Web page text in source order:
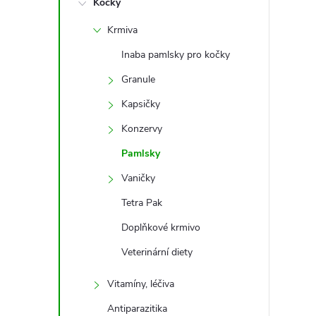
Krmiva
Inaba pamlsky pro kočky
Granule
Kapsičky
Konzervy
Pamlsky
Vaničky
Tetra Pak
Doplňkové krmivo
Veterinární diety
Vitamíny, léčiva
Antiparazitika